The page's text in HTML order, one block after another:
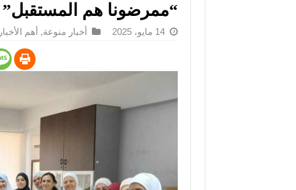
“ممرضونا هم المستقبل”
14 مايو، 2025 أخبار منوعة, أهم الأخبار